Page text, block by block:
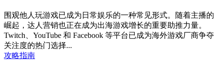
围观他人玩游戏已成为日常娱乐的一种常见形式。随着主播的
崛起，达人营销也正在成为出海游戏增长的重要助推力量。
Twitch、YouTube 和 Facebook 等平台已成为海外游戏厂商争夺
关注度的热门选择...
攻略指南